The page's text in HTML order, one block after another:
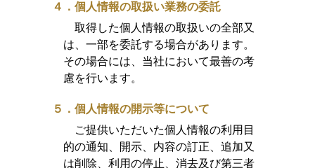
４．個人情報の取扱い業務の委託
取得した個人情報の取扱いの全部又
は、一部を委託する場合があります。
その場合には、当社において最善の考
慮を行います。
５．個人情報の開示等について
ご提供いただいた個人情報の利用目
的の通知、開示、内容の訂正、追加又
は削除、利用の停止、消去及び第三者